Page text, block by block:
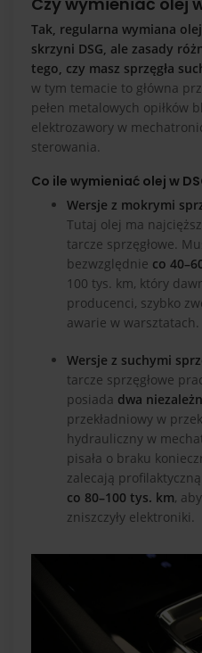
Tak, regularna wymiana
skrzyni DSG, ale zasady
tego, czy masz sprzęgła
w tym temacie to główna
pełen metalowych opiłków
elektrozawory w
sterowania.
Co ile wymieniać olej w
Wersje z mokrymi
Tutaj olej ma
tarcze sprzęgłowe.
bezwzględnie co
100 tys. km, który
producenci, szybko
awarie w warsztatach.
Wersje z suchymi
tarcze sprzęgłowe
posiada dwa
przekładniowy w
hydrauliczny w
pisała o braku
zalecają
co 80–100 tys. km,
zniszczyły elektroniki.